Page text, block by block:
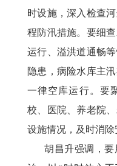
时设施，深入检查
程防汛措施。要细
运行、溢洪道通畅
隐患，病险水库主
一律空库运行。要
校、医院、养老院
设施情况，及时消除
胡昌升强调，